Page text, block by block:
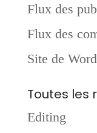
Flux des
Flux des
Site de
Toutes les
Editing